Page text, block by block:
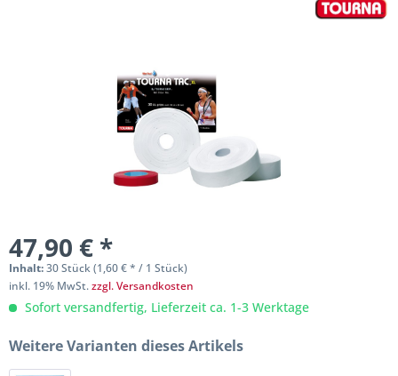
47,90 € *
Inhalt:30 Stück (1,60 € * / 1 Stück)
inkl. 19% MwSt.zzgl. Versandkosten
Sofort versandfertig, Lieferzeit ca. 1-3 Werktage
Weitere Varianten dieses Artikels